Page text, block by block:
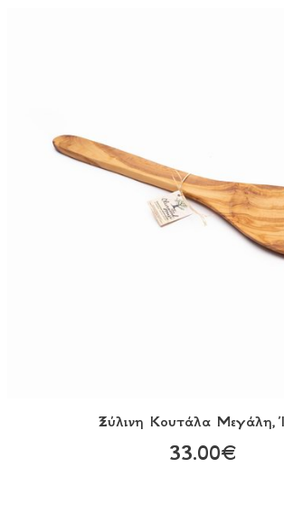
Ξύλινη Κουτάλα Μεγάλη,
33.00€